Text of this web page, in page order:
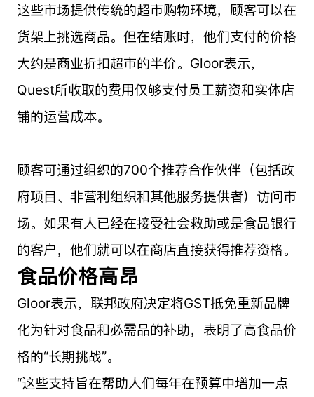
这些市场提供传统的超市购物环境，顾客可以在
货架上挑选商品。但在结账时，他们支付的价格
大约是商业折扣超市的半价。Gloor表示，
Quest所收取的费用仅够支付员工薪资和实体店
铺的运营成本。
顾客可通过组织的700个推荐合作伙伴（包括政
府项目、非营利组织和其他服务提供者）访问市
场。如果有人已经在接受社会救助或是食品银行
的客户，他们就可以在商店直接获得推荐资格。
食品价格高昂
Gloor表示，联邦政府决定将GST抵免重新品牌
化为针对食品和必需品的补助，表明了高食品价
格的“长期挑战”。
“这些支持旨在帮助人们每年在预算中增加一点